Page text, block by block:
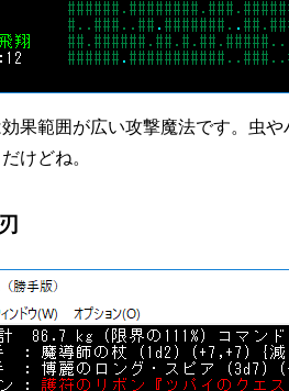
果範囲が広い攻撃魔法です。虫
けどね。